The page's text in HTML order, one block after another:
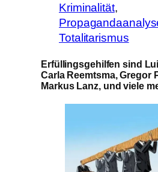
Kriminalität
Totalitarismus
Erfüllingsgehilfen sind
Carla Reemtsma, Gregor
Markus Lanz, und viele